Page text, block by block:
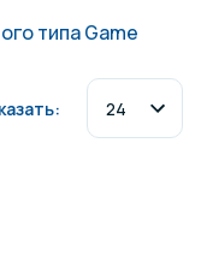
пушки и
типа Game